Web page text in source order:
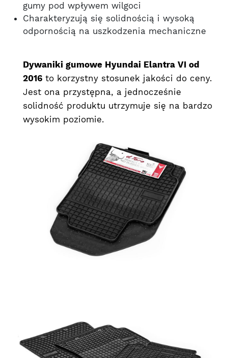
gumy pod wpływem wilgoci
Charakteryzują się solidnością i wysoką
odpornością na uszkodzenia mechaniczne
Dywaniki gumowe Hyundai Elantra VI od
2016 to korzystny stosunek jakości do ceny.
Jest ona przystępna, a jednocześnie
solidność produktu utrzymuje się na bardzo
wysokim poziomie.